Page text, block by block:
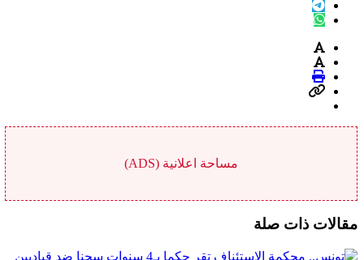
مساحة اعلانية (ADS)
مقالات ذات صلة